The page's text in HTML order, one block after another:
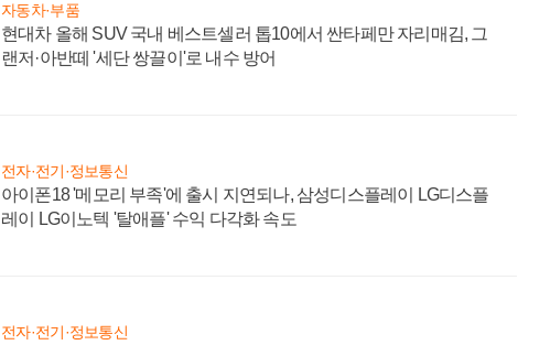
자동차·부품
현대차 올해 SUV 국내 베스트셀러 톱10에서 싼타페만 자리매김, 그
랜저·아반떼 '세단 쌍끌이'로 내수 방어
전자·전기·정보통신
아이폰18 '메모리 부족'에 출시 지연되나, 삼성디스플레이 LG디스플
레이 LG이노텍 '탈애플' 수익 다각화 속도
전자·전기·정보통신